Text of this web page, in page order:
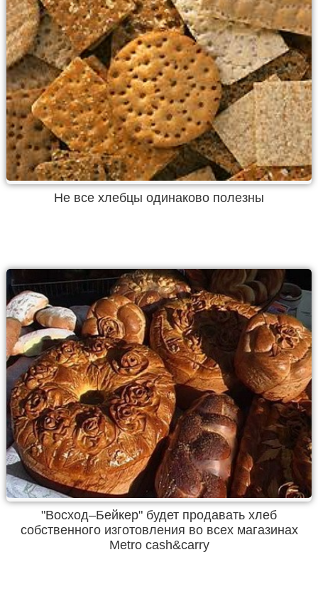
Не все хлебцы одинаково полезны
"Восход–Бейкер" будет продавать хлеб
собственного изготовления во всех магазинах
Metro сash&сarry